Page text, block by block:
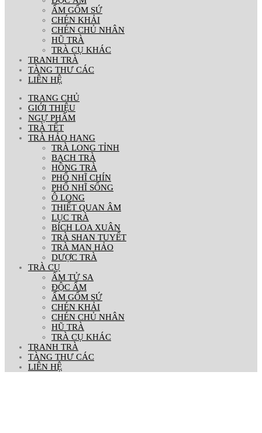
ẤM GỐM SỨ
CHÉN KHẢI
CHÉN CHỦ NHÂN
HŨ TRÀ
TRÀ CỤ KHÁC
TRANH TRÀ
TÀNG THƯ CÁC
LIÊN HỆ
TRANG CHỦ
GIỚI THIỆU
NGỰ PHẨM
TRÀ TẾT
TRÀ HẢO HẠNG
TRÀ LONG TỈNH
BẠCH TRÀ
HỒNG TRÀ
PHỔ NHĨ CHÍN
PHỔ NHĨ SỐNG
Ô LONG
THIẾT QUAN ÂM
LỤC TRÀ
BÍCH LOA XUÂN
TRÀ SHAN TUYẾT
TRÀ MẠN HẢO
DƯỢC TRÀ
TRÀ CỤ
ẤM TỬ SA
ĐỘC ẨM
ẤM GỐM SỨ
CHÉN KHẢI
CHÉN CHỦ NHÂN
HŨ TRÀ
TRÀ CỤ KHÁC
TRANH TRÀ
TÀNG THƯ CÁC
LIÊN HỆ